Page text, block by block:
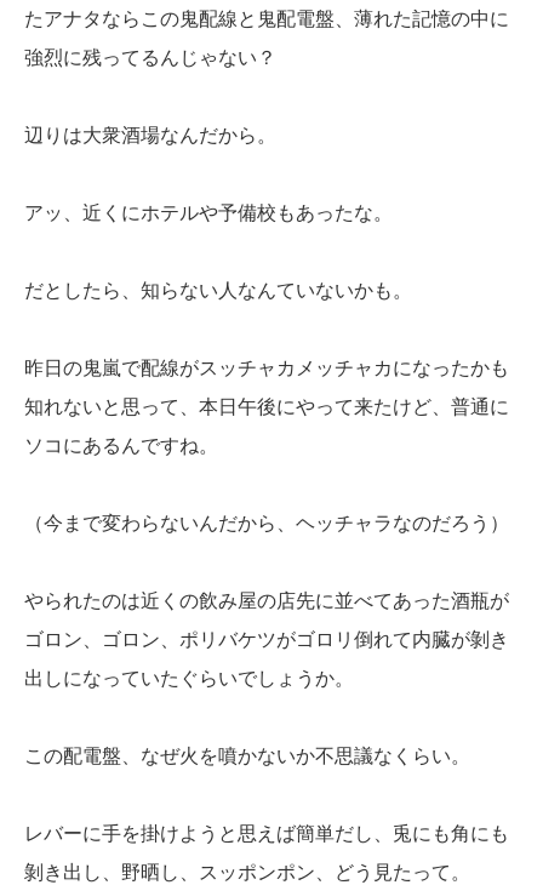
たアナタならこの鬼配線と鬼配電盤、薄れた記憶の中に
強烈に残ってるんじゃない？
辺りは大衆酒場なんだから。
アッ、近くにホテルや予備校もあったな。
だとしたら、知らない人なんていないかも。
昨日の鬼嵐で配線がスッチャカメッチャカになったかも
知れないと思って、本日午後にやって来たけど、普通に
ソコにあるんですね。
（今まで変わらないんだから、ヘッチャラなのだろう）
やられたのは近くの飲み屋の店先に並べてあった酒瓶が
ゴロン、ゴロン、ポリバケツがゴロリ倒れて内臓が剝き
出しになっていたぐらいでしょうか。
この配電盤、なぜ火を噴かないか不思議なくらい。
レバーに手を掛けようと思えば簡単だし、兎にも角にも
剝き出し、野晒し、スッポンポン、どう見たって。